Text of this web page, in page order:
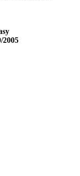
2005